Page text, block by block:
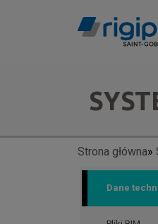
systemów
Strona główna
Dane